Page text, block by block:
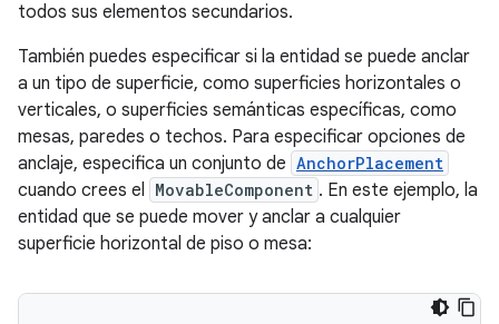
todos sus elementos secundarios.
También puedes especificar si la entidad se puede anclar
a un tipo de superficie, como superficies horizontales o
verticales, o superficies semánticas específicas, como
mesas, paredes o techos. Para especificar opciones de
anclaje, especifica un conjunto de AnchorPlacement
cuando crees el MovableComponent . En este ejemplo, la
entidad que se puede mover y anclar a cualquier
superficie horizontal de piso o mesa: